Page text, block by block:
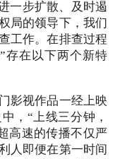
一步扩散、及时遏
局的领导下，我们
工作。在排查过程
存在以下两个新特
视作品一经上映
，“上线三分钟，
高速的传播不仅严
人即便在第一时间